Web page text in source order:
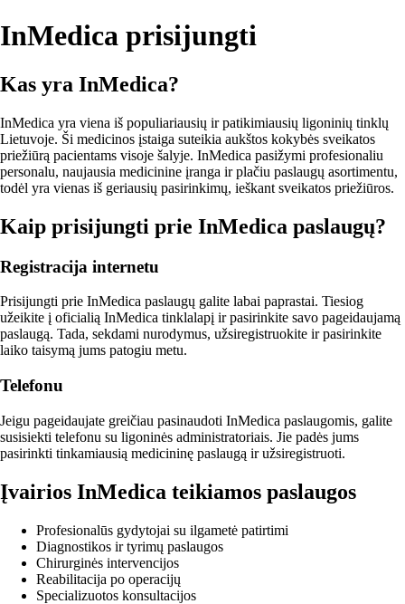
InMedica prisijungti
Kas yra InMedica?
InMedica yra viena iš populiariausių ir patikimiausių ligoninių tinklų
Lietuvoje. Ši medicinos įstaiga suteikia aukštos kokybės sveikatos
priežiūrą pacientams visoje šalyje. InMedica pasižymi profesionaliu
personalu, naujausia medicinine įranga ir plačiu paslaugų asortimentu,
todėl yra vienas iš geriausių pasirinkimų, ieškant sveikatos priežiūros.
Kaip prisijungti prie InMedica paslaugų?
Registracija internetu
Prisijungti prie InMedica paslaugų galite labai paprastai. Tiesiog
užeikite į oficialią InMedica tinklalapį ir pasirinkite savo pageidaujamą
paslaugą. Tada, sekdami nurodymus, užsiregistruokite ir pasirinkite
laiko taisymą jums patogiu metu.
Telefonu
Jeigu pageidaujate greičiau pasinaudoti InMedica paslaugomis, galite
susisiekti telefonu su ligoninės administratoriais. Jie padės jums
pasirinkti tinkamiausią medicininę paslaugą ir užsiregistruoti.
Įvairios InMedica teikiamos paslaugos
Profesionalūs gydytojai su ilgametė patirtimi
Diagnostikos ir tyrimų paslaugos
Chirurginės intervencijos
Reabilitacija po operacijų
Specializuotos konsultacijos